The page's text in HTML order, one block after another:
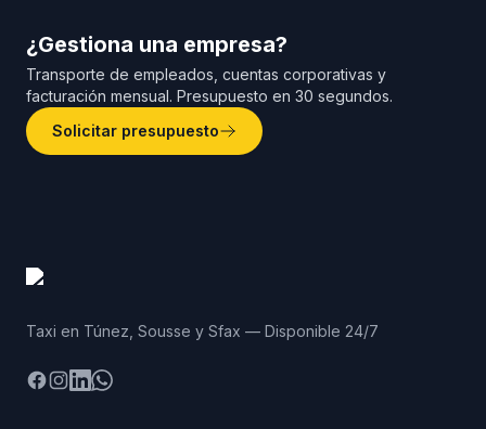
¿Gestiona una empresa?
Transporte de empleados, cuentas corporativas y
facturación mensual. Presupuesto en 30 segundos.
Solicitar presupuesto
Taxi en Túnez, Sousse y Sfax — Disponible 24/7
Facebook
Instagram
LinkedIn
WhatsApp